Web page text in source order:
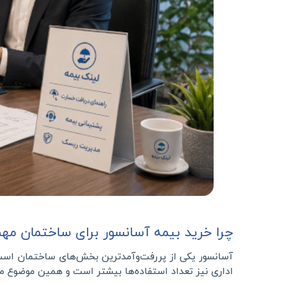
چرا خرید بیمه آسانسور برای ساختمان
آسانسور یکی از پررفت‌وآمدترین بخش‌های ساختمان
اداری نیز تعداد استفاده‌ها بیشتر است و همین موضوع